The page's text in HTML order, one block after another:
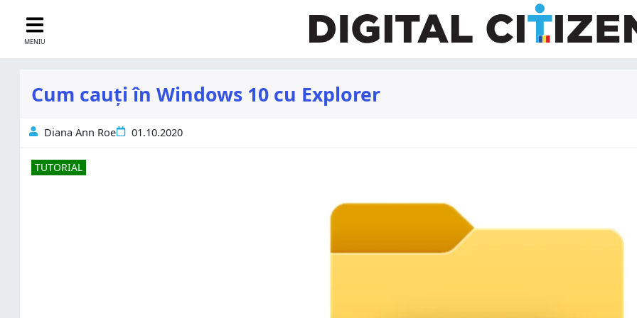
MENIU
Cum cauți în Windows 10 cu Explorer
Diana Ann Roe 01.10.2020
TUTORIAL